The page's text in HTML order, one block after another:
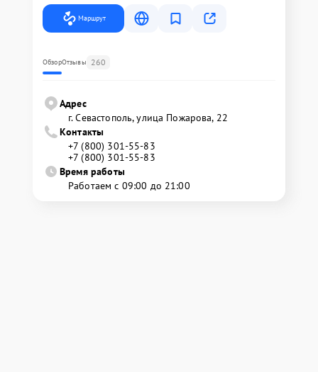
Маршрут
ОбзорОтзывы 260
Адрес
г. Севастополь, улица Пожарова, 22
Контакты
+7 (800) 301-55-83
+7 (800) 301-55-83
Время работы
Работаем с 09:00 до 21:00